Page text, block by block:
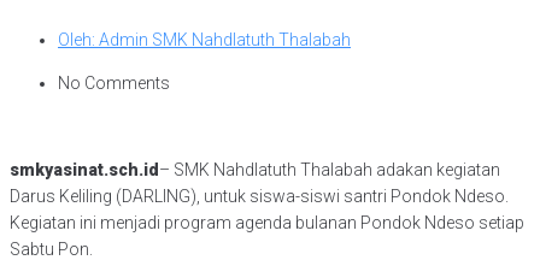
Oleh: Admin SMK Nahdlatuth Thalabah
No Comments
smkyasinat.sch.id – SMK Nahdlatuth Thalabah adakan kegiatan
Darus Keliling (DARLING), untuk siswa-siswi santri Pondok Ndeso.
Kegiatan ini menjadi program agenda bulanan Pondok Ndeso setiap
Sabtu Pon.